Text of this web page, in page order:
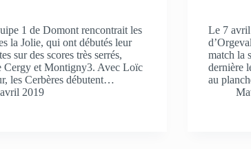
1 de Domont rencontrait les
la Jolie, qui ont débutés leur
sur des scores très serrés,
Cergy et Montigny3. Avec Loïc
les Cerbères débutent…
2019
Le 7 avril
match la
dernière
au